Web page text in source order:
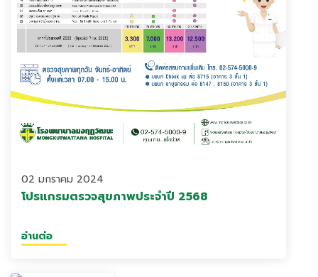
02 มกราคม 2024
โปรแกรมตรวจสุขภาพประจำปี 2568
อ่านต่อ